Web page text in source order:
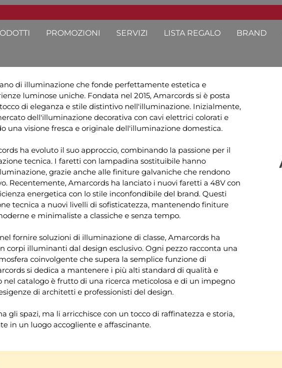
PROMOZIONI SERVIZI LISTA REGALO BRAND
di illuminazione che fonde perfettamente estetica e
luminose uniche. Fondata nel 2015, Amarcords si è posta
di eleganza e stile distintivo nell'illuminazione. Inizialmente,
dell'illuminazione decorativa con cavi elettrici colorati e
una visione fresca e originale dell'illuminazione domestica.
ha evoluto il suo approccio, combinando la passione per il
tecnica. I faretti con lampadina sostituibile hanno
grazie anche alle finiture galvaniche che rendono
Recentemente, Amarcords ha lanciato i nuovi faretti a 48V con
energetica con lo stile inconfondibile del brand. Questi
tecnica a nuovi livelli di sofisticatezza, mantenendo finiture
e minimaliste a classiche e senza tempo.
fornire soluzioni di illuminazione di classe, Amarcords ha
corpi illuminanti dal design esclusivo. Ogni pezzo racconta una
coinvolgente che supera la semplice funzione di
si dedica a mantenere i più alti standard di qualità e
nel catalogo è frutto di una ricerca meticolosa e di un impegno
di architetti e professionisti del design.
gli spazi, ma li arricchisce con un tocco di raffinatezza e storia,
in un luogo accogliente e affascinante.